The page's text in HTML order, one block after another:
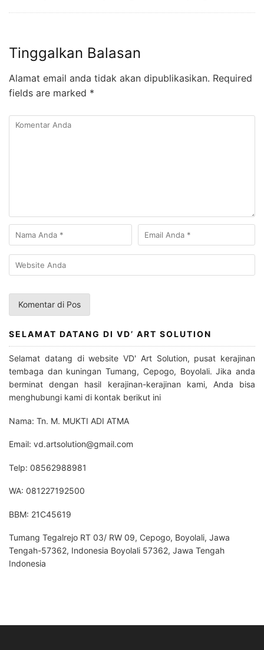
Tinggalkan Balasan
Alamat email anda tidak akan dipublikasikan. Required
fields are marked *
SELAMAT DATANG DI VD’ ART SOLUTION
Selamat datang di website VD' Art Solution, pusat kerajinan
tembaga dan kuningan Tumang, Cepogo, Boyolali. Jika anda
berminat dengan hasil kerajinan-kerajinan kami, Anda bisa
menghubungi kami di kontak berikut ini
Nama: Tn. M. MUKTI ADI ATMA
Email: vd.artsolution@gmail.com
Telp: 08562988981
WA: 081227192500
BBM: 21C45619
Tumang Tegalrejo RT 03/ RW 09, Cepogo, Boyolali, Jawa
Tengah-57362, Indonesia Boyolali 57362, Jawa Tengah
Indonesia